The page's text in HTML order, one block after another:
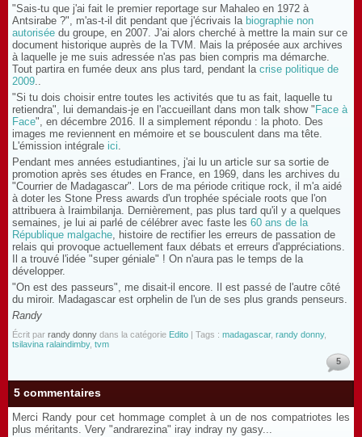
"Sais-tu que j'ai fait le premier reportage sur Mahaleo en 1972 à
Antsirabe ?", m'as-t-il dit pendant que j'écrivais la biographie non
autorisée du groupe, en 2007. J'ai alors cherché à mettre la main sur ce
document historique auprès de la TVM. Mais la préposée aux archives
à laquelle je me suis adressée n'as pas bien compris ma démarche.
Tout partira en fumée deux ans plus tard, pendant la crise politique de
2009..
"Si tu dois choisir entre toutes les activités que tu as fait, laquelle tu
retiendra", lui demandais-je en l'accueillant dans mon talk show " Face à
Face", en décembre 2016. Il a simplement répondu : la photo. Des
images me reviennent en mémoire et se bousculent dans ma tête.
L'émission intégrale ici.
Pendant mes années estudiantines, j'ai lu un article sur sa sortie de
promotion après ses études en France, en 1969, dans les archives du
"Courrier de Madagascar". Lors de ma période critique rock, il m'a aidé
à doter les Stone Press awards d'un trophée spéciale roots que l'on
attribuera à Iraimbilanja. Dernièrement, pas plus tard qu'il y a quelques
semaines, je lui ai parlé de célébrer avec faste les 60 ans de la
République malgache, histoire de rectifier les erreurs de passation de
relais qui provoque actuellement faux débats et erreurs d'appréciations.
Il a trouvé l'idée "super géniale" ! On n'aura pas le temps de la
développer.
"On est des passeurs", me disait-il encore. Il est passé de l'autre côté
du miroir. Madagascar est orphelin de l'un de ses plus grands penseurs.
Randy
Écrit par randy donny dans la catégorie Edito | Tags : madagascar, randy donny,
tsilavina ralaindimby, tvm
5
5 commentaires
Merci Randy pour cet hommage complet à un de nos compatriotes les
plus méritants. Very "andrarezina" iray indray ny gasy...